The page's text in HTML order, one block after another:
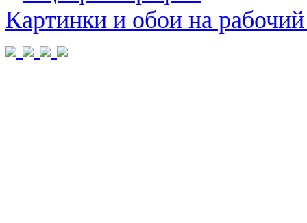
Картинки и обои на